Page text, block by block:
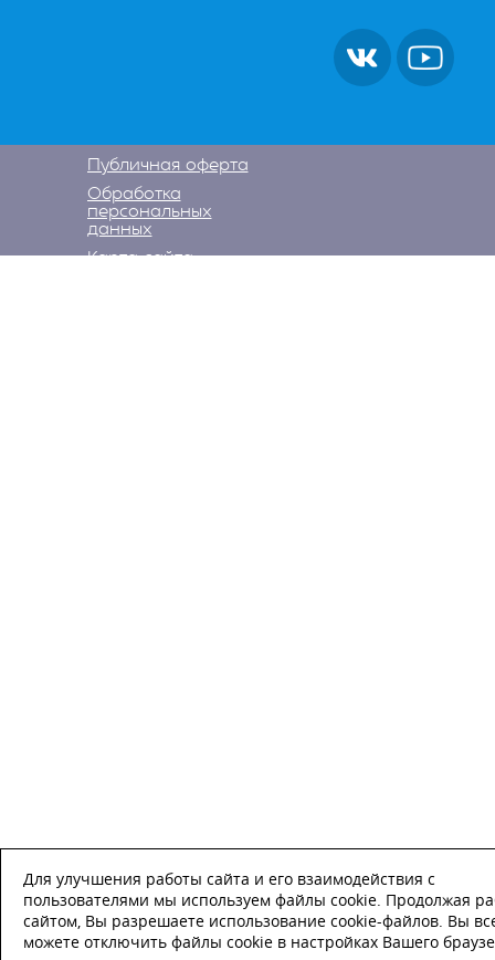
Публичная оферта
Обработка
персональных
данных
Карта сайта
Для улучшения работы сайта и его взаимодействия с
пользователями мы используем файлы cookie. Продолжая
сайтом, Вы разрешаете использование cookie-файлов. Вы
можете отключить файлы cookie в настройках Вашего